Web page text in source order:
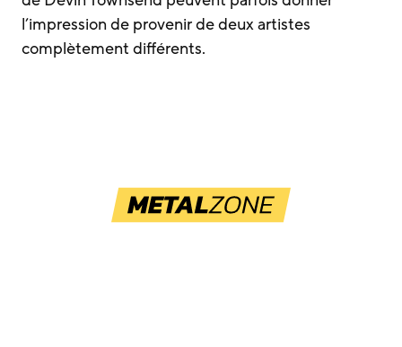
l’impression de provenir de deux artistes
complètement différents.